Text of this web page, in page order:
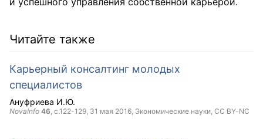
Читайте также
Карьерный консалтинг молодых
специалистов
Ануфриева И.Ю.
NovaInfo 46, с.122-129, 31 мая 2016, Экономические науки, CC BY-NC